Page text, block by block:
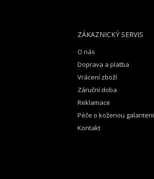
ZÁKAZNICKÝ SERVIS
O nás
Doprava a platba
Vrácení zboží
Záruční doba
Reklamace
Péče o koženou galanterii
Kontakt